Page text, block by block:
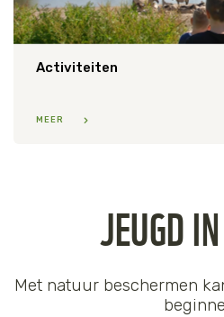
Activiteiten
MEER
JEUGD
Met natuur beschermen